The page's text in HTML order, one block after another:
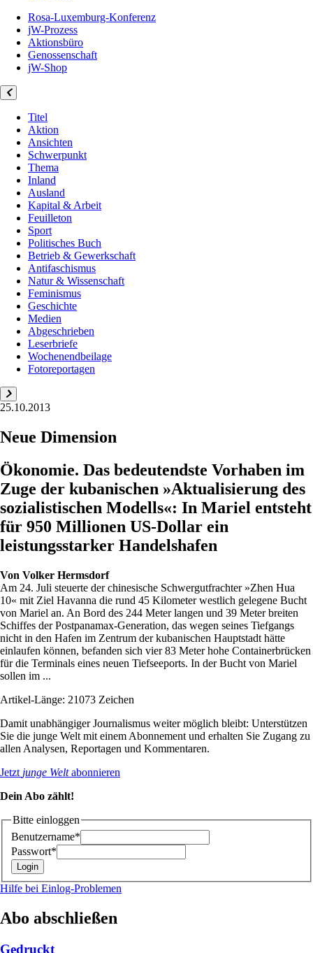
Rosa-Luxemburg-Konferenz
jW-Prozess
Aktionsbüro
Genossenschaft
jW-Shop
Titel
Aktion
Ansichten
Schwerpunkt
Thema
Inland
Ausland
Kapital & Arbeit
Feuilleton
Sport
Politisches Buch
Betrieb & Gewerkschaft
Antifaschismus
Natur & Wissenschaft
Feminismus
Geschichte
Medien
Abgeschrieben
Leserbriefe
Wochenendbeilage
Fotoreportagen
25.10.2013
Neue Dimension
Ökonomie. Das bedeutendste Vorhaben im
Zuge der kubanischen »Aktualisierung des
­sozialistischen Modells«: In Mariel entsteht
für 950 Millionen US-Dollar ein
leistungsstarker Handelshafen
Von Volker Hermsdorf
Am 24. Juli steuerte der chinesische Schwergutfrachter »Zhen Hua
10« mit Ziel Havanna die rund 45 Kilometer westlich gelegene Bucht
von Mariel an. An Bord des 244 Meter langen und 39 Meter breiten
Schiffes der Postpanamax-Generation, das wegen seines Tiefgangs
nicht in den Hafen im Zentrum der kubanischen Hauptstadt hätte
einlaufen können, befanden sich vier 83 Meter hohe Containerbrücken
für die Terminals eines neuen Tiefseeports. In der Bucht von Mariel
sollen im ...
Artikel-Länge: 21073 Zeichen
Damit unabhängiger Journalismus weiter möglich bleibt: Unterstützen
Sie die junge Welt mit einem Abonnement und erhalten Sie Zugang zu
allen Analysen, Reportagen und Kommentaren.
Jetzt junge Weltabonnieren
Dein Abo zählt!
Bitte einloggen
Benutzername*
Passwort*
Hilfe bei Einlog-Problemen
Abo abschließen
Gedruckt